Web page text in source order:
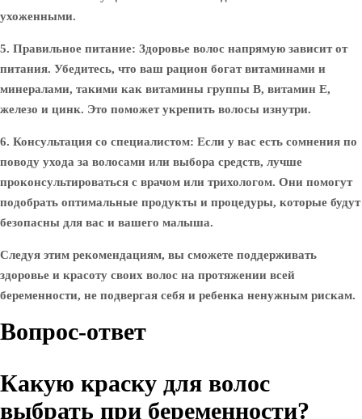
ухоженными.
5. Правильное питание: Здоровье волос напрямую зависит от
питания. Убедитесь, что ваш рацион богат витаминами и
минералами, такими как витамины группы B, витамин E,
железо и цинк. Это поможет укрепить волосы изнутри.
6. Консультация со специалистом: Если у вас есть сомнения по
поводу ухода за волосами или выбора средств, лучше
проконсультироваться с врачом или трихологом. Они помогут
подобрать оптимальные продукты и процедуры, которые будут
безопасны для вас и вашего малыша.
Следуя этим рекомендациям, вы сможете поддерживать
здоровье и красоту своих волос на протяжении всей
беременности, не подвергая себя и ребенка ненужным рискам.
Вопрос-ответ
Какую краску для волос
выбрать при беременности?